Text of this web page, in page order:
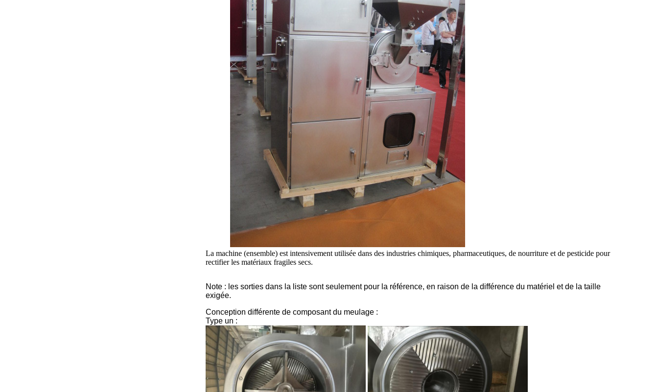
La machine (ensemble) est intensivement utilisée dans des industries chimiques, pharmaceutiques, de nourriture et de pesticide pour
rectifier les matériaux fragiles secs.
Note : les sorties dans la liste sont seulement pour la référence, en raison de la différence du matériel et de la taille
exigée.
Conception différente de composant du meulage :
Type un :